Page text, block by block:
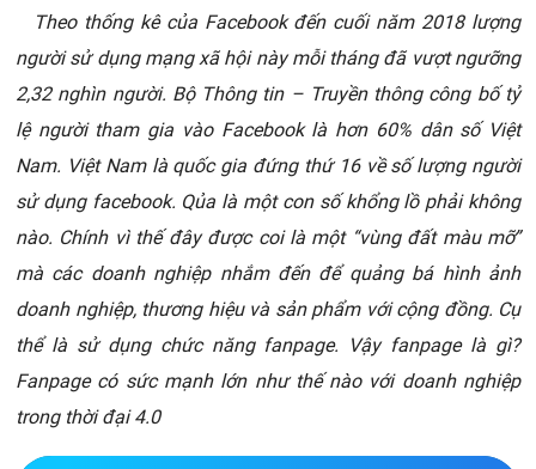
Theo thống kê của Facebook đến cuối năm 2018 lượng
người sử dụng mạng xã hội này mỗi tháng đã vượt ngưỡng
2,32 nghìn người. Bộ Thông tin – Truyền thông công bố tỷ
lệ người tham gia vào Facebook là hơn 60% dân số Việt
Nam. Việt Nam là quốc gia đứng thứ 16 về số lượng người
sử dụng facebook. Qủa là một con số khổng lồ phải không
nào. Chính vì thế đây được coi là một “vùng đất màu mỡ”
mà các doanh nghiệp nhắm đến để quảng bá hình ảnh
doanh nghiệp, thương hiệu và sản phẩm với cộng đồng. Cụ
thể là sử dụng chức năng fanpage. Vậy fanpage là gì?
Fanpage có sức mạnh lớn như thế nào với doanh nghiệp
trong thời đại 4.0